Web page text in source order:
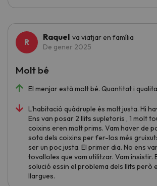
Raquel va viatjar en família
De gener 2025
El menjar està molt bé. Quantitat i
L'habitació quàdruple és molt justa. Hi
Ens van posar 2 llits supletoris , 1 molt
coixins eren molt prims. Vam haver de
sota dels coixins per fer-los més
ser un poc justa. El primer dia. No ens
tovalloles que vam utilitzar. Vam insistir.
solució essin el problema dels llits però
llargues.
Molt bé